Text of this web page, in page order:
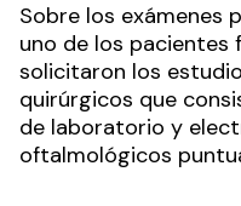
Sobre los exámenes
uno de los pacientes
solicitaron los
quirúrgicos que
de laboratorio y
oftalmológicos